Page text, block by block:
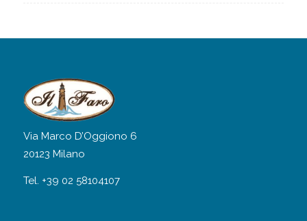
Via Marco D’Oggiono 6
20123 Milano
Tel. +39 02 58104107